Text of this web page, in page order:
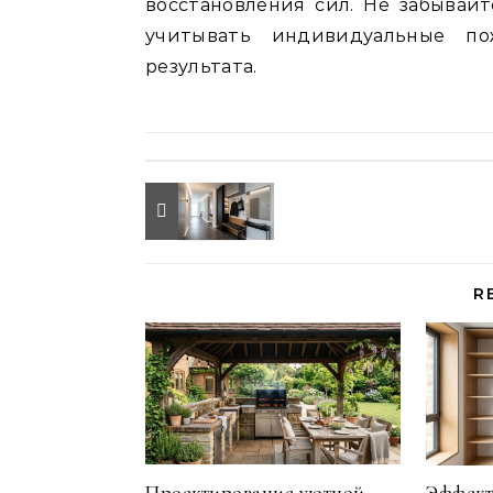
восстановления сил. Не
учитывать индивидуальные
результата.